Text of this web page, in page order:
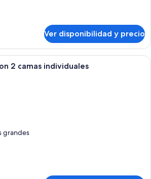
Ver disponibilidad y precio
Habitación de hotel con dos camas,
2 camas individuales
grandes